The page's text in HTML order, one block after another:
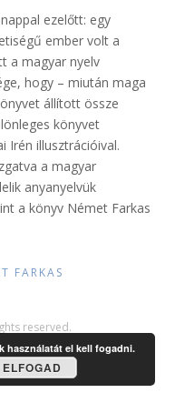
ezelőtt: egy
ember volt a
a magyar nyelv
hogy – miután maga
állított össze
könyvet
Irén illusztrációival.
a magyar
anyanyelvük
a könyv Német Farkas
FARKAS
reserved.
használatát el kell fogadni.
ELFOGAD